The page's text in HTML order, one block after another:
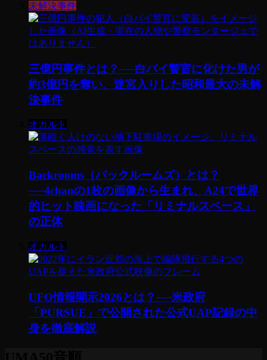
未解決事件
三億円事件とは？──白バイ警官に化けた男が
約3億円を奪い、迷宮入りした昭和最大の未解
決事件
オカルト
Backrooms（バックルームズ）とは？
──4chanの1枚の画像から生まれ、A24で世界
的ヒット映画になった「リミナルスペース」
の正体
オカルト
UFO情報開示2026とは？──米政府
「PURSUE」で公開された公式UAP記録の中
身を徹底解説